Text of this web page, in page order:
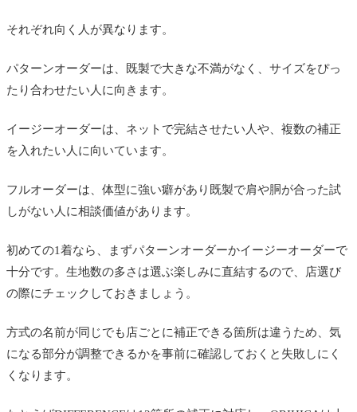
それぞれ向く人が異なります。
パターンオーダーは、既製で大きな不満がなく、サイズをぴっ
たり合わせたい人に向きます。
イージーオーダーは、ネットで完結させたい人や、複数の補正
を入れたい人に向いています。
フルオーダーは、体型に強い癖があり既製で肩や胴が合った試
しがない人に相談価値があります。
初めての1着なら、まずパターンオーダーかイージーオーダーで
十分です。生地数の多さは選ぶ楽しみに直結するので、店選び
の際にチェックしておきましょう。
方式の名前が同じでも店ごとに補正できる箇所は違うため、気
になる部分が調整できるかを事前に確認しておくと失敗しにく
くなります。